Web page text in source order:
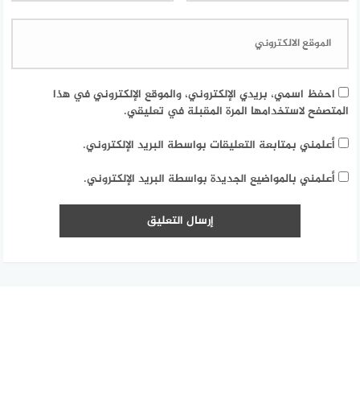
احفظ اسمي، بريدي الإلكتروني، والموقع الإلكتروني في هذا
المتصفح لاستخدامها المرة المقبلة في تعليقي.
أعلمني بمتابعة التعليقات بواسطة البريد الإلكتروني.
أعلمني بالمواضيع الجديدة بواسطة البريد الإلكتروني.